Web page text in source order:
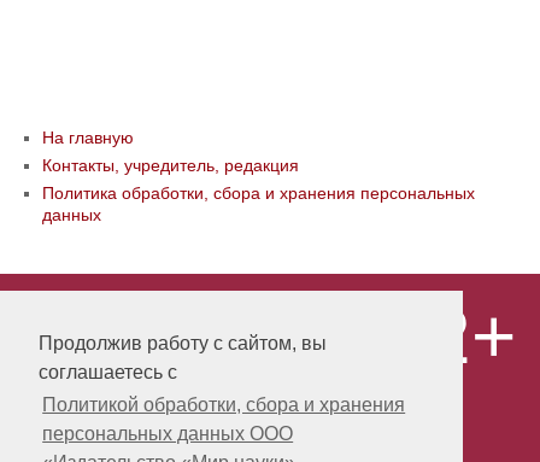
Продолжив работу с сайтом, вы
соглашаетесь с
Политикой обработки, сбора и хранения
персональных данных ООО
На главную
Контакты, учредитель, редакция
Политика обработки, сбора и хранения персональных
данных
«Publishing company «World of science»,
LLC Материалы, размещенные на сайте,
охраняются Законом о защите авторских
прав. Публикация любых материалов
этого сайта запрещена без
предварительного согласования с
12+